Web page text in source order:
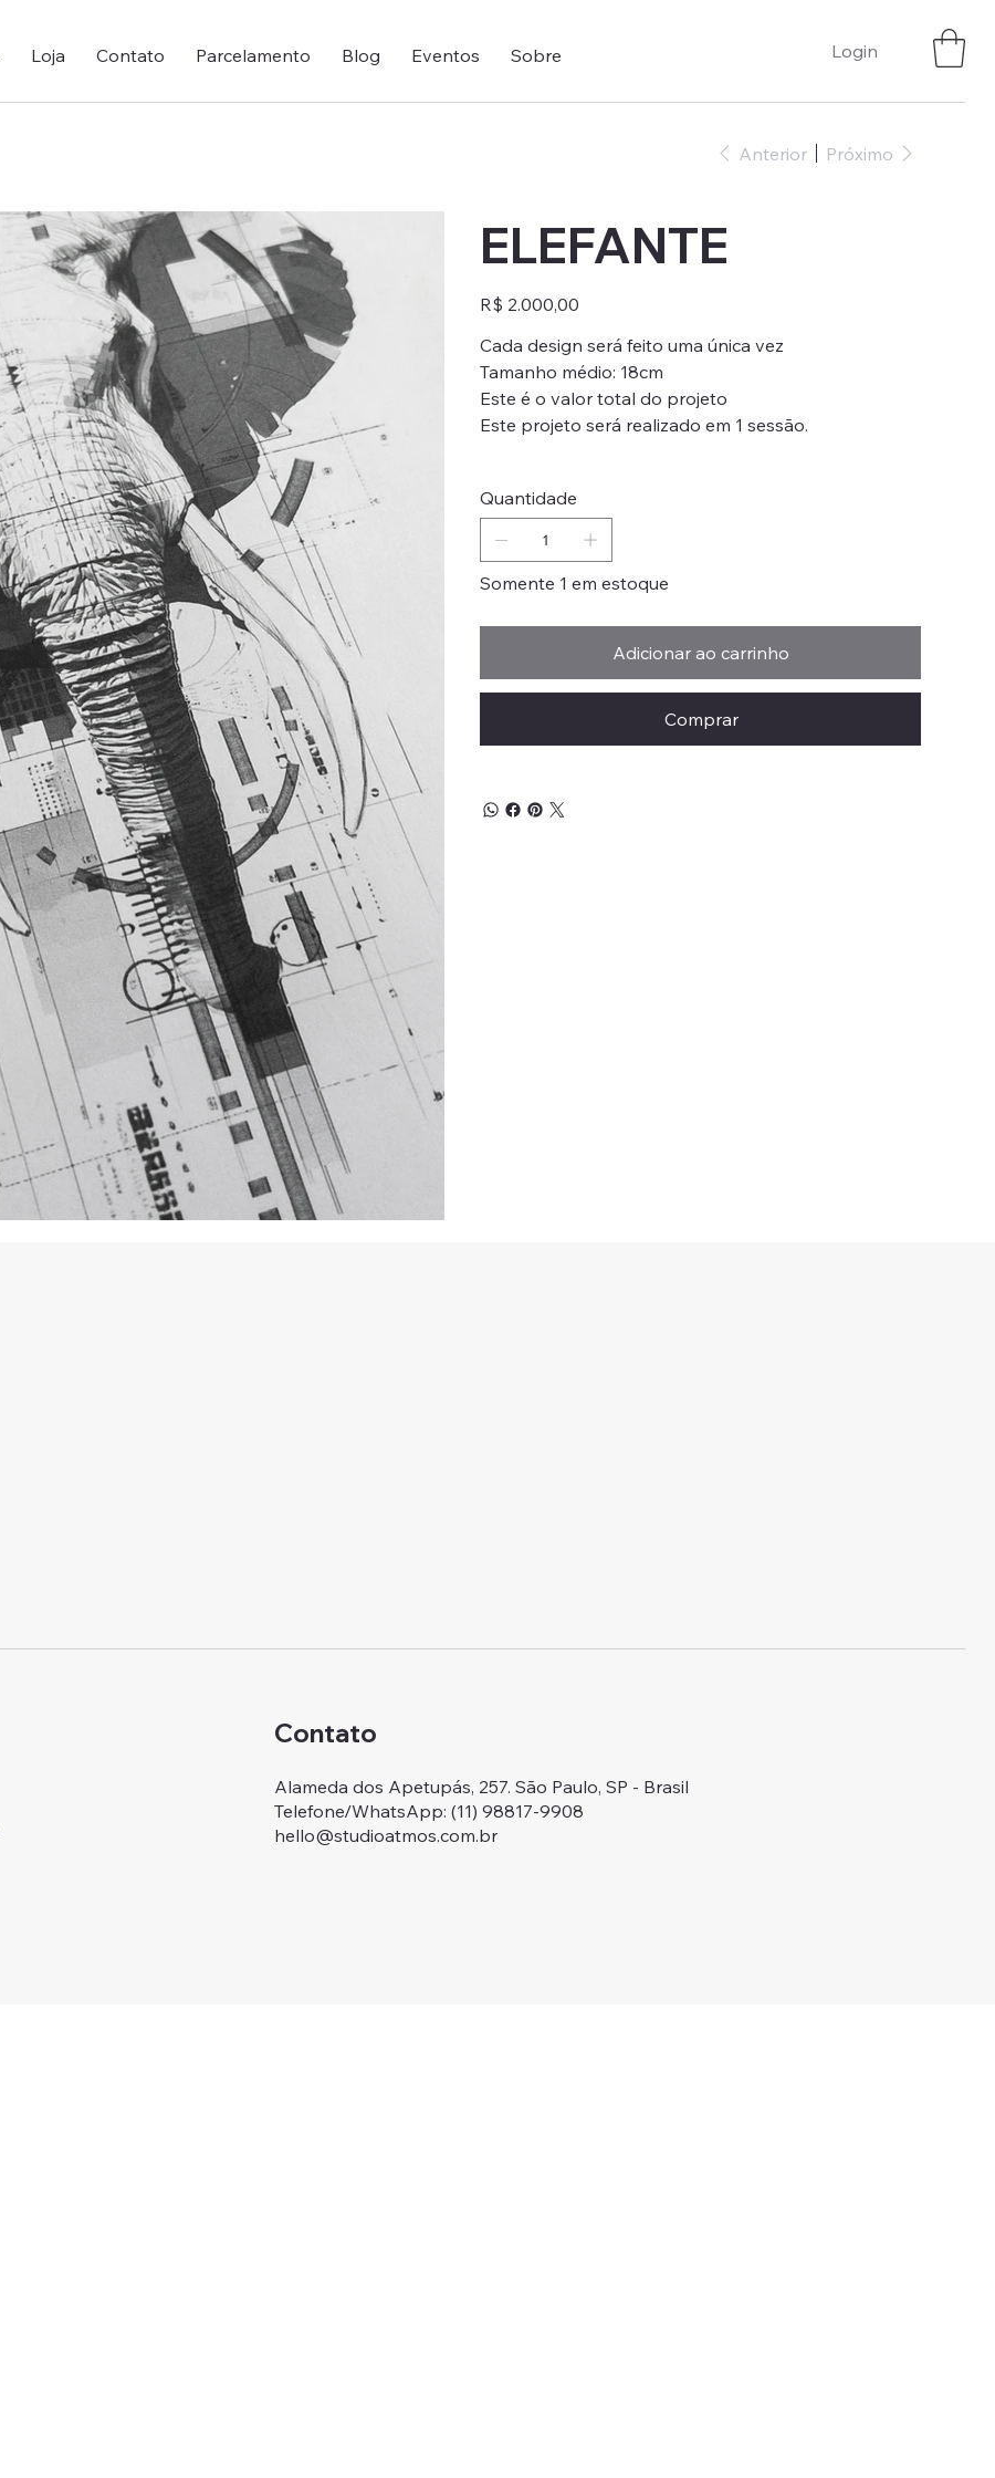
Loja Contato Parcelamento Blog Eventos Sobre Login
Anterior Próximo
ELEFANTE
Preço
R$ 2.000,00
Cada design será feito uma única vez
Tamanho médio: 18cm
Este é o valor total do projeto
Este projeto será realizado em 1 sessão.
Quantidade
Somente 1 em estoque
Adicionar ao carrinho
Comprar
Contato
Alameda dos Apetupás, 257. São Paulo, SP - Brasil
Telefone/WhatsApp: ‭(11) 98817-9908
hello@studioatmos.com.br